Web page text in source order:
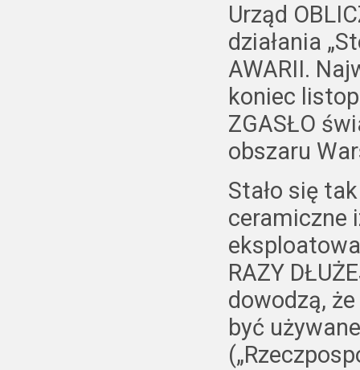
Urząd
działania
AWARII.
koniec
ZGASŁO
obszaru
Stało się
ceramiczne
RAZY
dowodzą,
być